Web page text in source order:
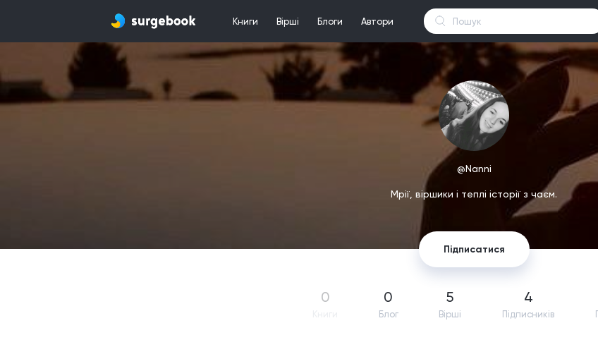
Книги Вірші Блоги Автори
@Nanni
Мрії, віршики і теплі історії з чаєм.
Підписатися
0 0
Блог
5
Вірші
4
Підпиcників